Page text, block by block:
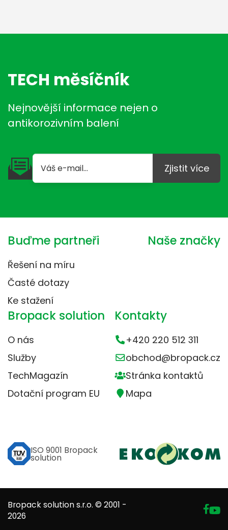
TECH měsíčník
Nejnovější informace nejen o
antikorozivním balení
Zjistit více
Buďme partneři
Řešení na míru
Časté dotazy
Ke stažení
Naše značky
Bropack solution
O nás
Služby
TechMagazín
Dotační program EU
Kontakty
+420 220 512 311
obchod@bropack.cz
Stránka kontaktů
Mapa
ISO 9001 Bropack
solution
Bropack solution s.r.o. © 2001 -
2026